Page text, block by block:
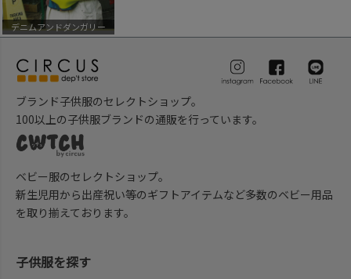
デニムアンドダンガリー
ブランド子供服のセレクトショップ。
100以上の子供服ブランドの通販を行っています。
ベビー服のセレクトショップ。
新生児用から出産祝い等のギフトアイテムなど多数のベビー用品
を取り揃えております。
子供服を探す